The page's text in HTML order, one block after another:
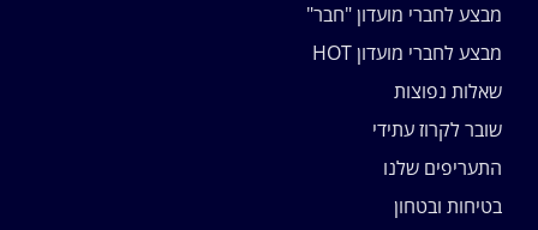
מבצע לחברי מועדון "חבר"
מבצע לחברי מועדון HOT
שאלות נפוצות
שובר לקרוז עתידי
התעריפים שלנו
בטיחות ובטחון